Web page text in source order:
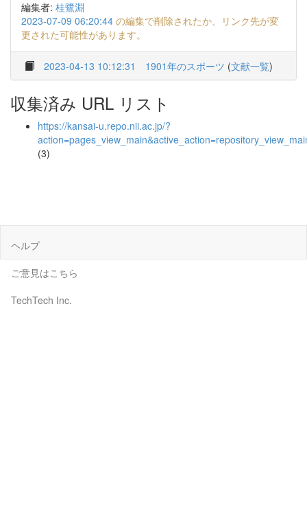
編集者: 桂鷺淵
2023-07-09 06:20:44 の編集で削除されたか、リンク先が変
更された可能性があります。
2023-04-13 10:12:31 1901年のスポーツ (文献一覧)
収集済み URL リスト
https://kansai-u.repo.nii.ac.jp/?
(3)
ヘルプ
ご意見はこちら
TechTech Inc.